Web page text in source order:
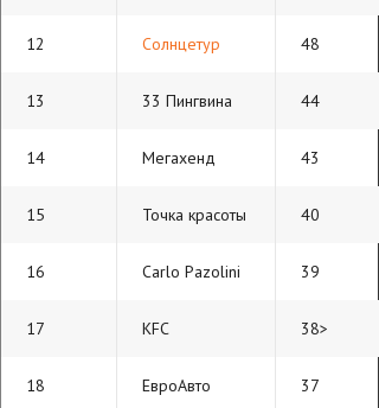
12 Солнцетур 48
13 33 Пингвина 44
14 Мегахенд 43
15 Точка красоты 40
16 Carlo Pazolini 39
17 KFC 38>
18 ЕвроАвто 37